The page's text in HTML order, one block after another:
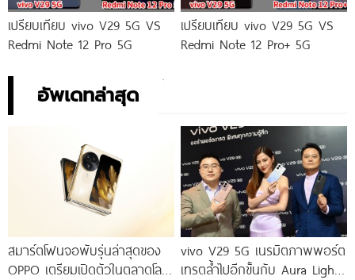
เปรียบเทียบ vivo V29 5G VS
Redmi Note 12 Pro 5G
เปรียบเทียบ vivo V29 5G VS
Redmi Note 12 Pro+ 5G
อัพเดทล่าสุด
สมาร์ตโฟนจอพับรุ่นล่าสุดของ
OPPO เตรียมเปิดตัวในตลาดโลก
vivo V29 5G เนรมิตภาพพอร์ต
เทรตล้ำไปอีกขั้นกับ Aura Light